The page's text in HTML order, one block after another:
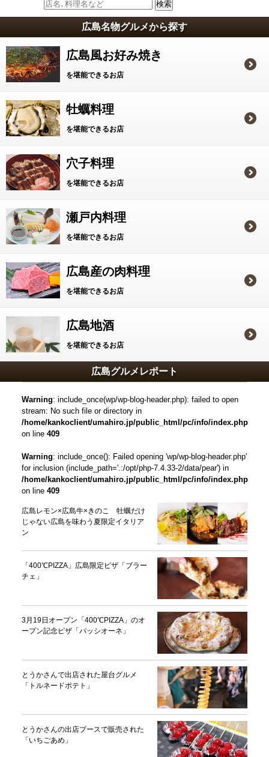
広島名物グルメから探す
広島風お好み焼き
を堪能できるお店
牡蠣料理
を堪能できるお店
穴子料理
を堪能できるお店
瀬戸内料理
を堪能できるお店
広島産の肉料理
を堪能できるお店
広島地酒
を堪能できるお店
広島グルメレポート
Warning: include_once(wp/wp-blog-header.php): failed to open
stream: No such file or directory in
/home/kankoclient/umahiro.jp/public_html/pc/info/index.php
on line 409
Warning: include_once(): Failed opening 'wp/wp-blog-header.php'
for inclusion (include_path='.:/opt/php-7.4.33-2/data/pear') in
/home/kankoclient/umahiro.jp/public_html/pc/info/index.php
on line 409
広島レモン×広島牛×きのこ 牡蠣だけ
じゃない広島を味わう夏限定イタリア
ン
「400℃PIZZA」広島限定ピザ「ブラー
チェ」
3月19日オープン「400℃PIZZA」のオ
ープン記念ピザ「パッシオーネ」
とうかさんで出店された屋台グルメ
「トルネードポテト」
とうかさんの出店ブースで販売された
「いちごあめ」